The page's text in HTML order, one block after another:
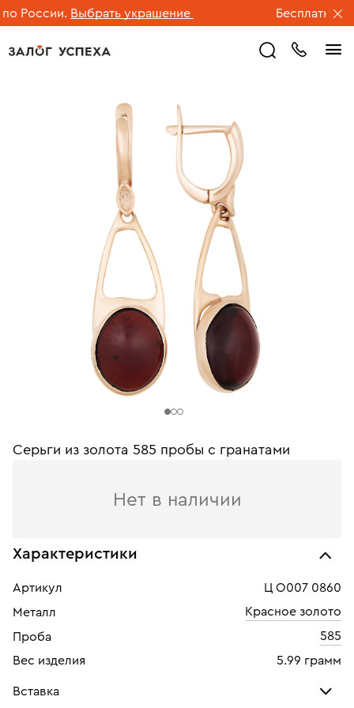
России. Выбрать украшение Бесплатная
Серьги из золота 585 пробы c гранатами
Нет в наличии
Характеристики
Артикул
Ц О007 0860
Металл
Красное золото
Проба
585
Вес изделия
5.99 грамм
Вставка